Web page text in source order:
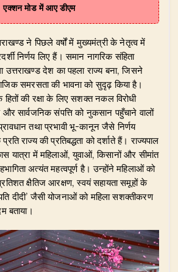
एक्शन मोड में आए डीएम
ने पिछले वर्षों में मुख्यमंत्री के नेतृत्व में
निर्णय लिए हैं। समान नागरिक संहिता
उत्तराखण्ड देश का पहला राज्य बना, जिसने
समरसता की भावना को सुदृढ़ किया है।
की रक्षा के लिए सशक्त नकल विरोधी
सार्वजनिक संपत्ति को नुकसान पहुँचाने वालों
तथा प्रभावी भू-कानून जैसे निर्णय
राज्य की प्रतिबद्धता को दर्शाते हैं। राज्यपाल
यात्रा में महिलाओं, युवाओं, किसानों और सीमांत
अत्यंत महत्वपूर्ण है। उन्होंने महिलाओं को
क्षैतिज आरक्षण, स्वयं सहायता समूहों के
दीदी’ जैसी योजनाओं को महिला सशक्तीकरण
बताया।